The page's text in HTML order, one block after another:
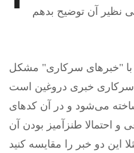
با "خبرهای سرکاری" مشکل
سرکاری خبری‌ دروغین است
می‌شود و در آن کدهای
و احتمالا طنزآمیز بودن آن